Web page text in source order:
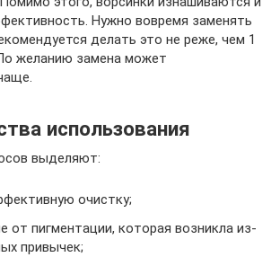
Нужно вовремя заменять
делать это не реже, чем 1
желанию замена может
использования
выделяют:
очистку;
от пигментации, которая возникла из-
привычек;